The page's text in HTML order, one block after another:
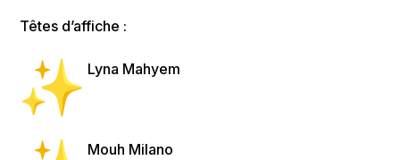
Têtes d’affiche :
Lyna Mahyem
Mouh Milano